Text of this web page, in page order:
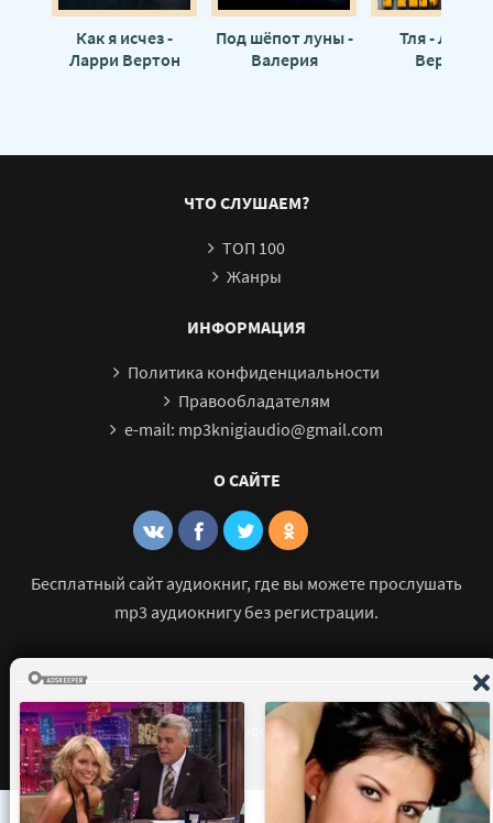
Как я исчез -
Ларри Вертон
Под шёпот луны -
Валерия
Тля - Ларри
Вертон
ЧТО СЛУШАЕМ?
ТОП 100
Жанры
ИНФОРМАЦИЯ
Политика конфиденциальности
Правообладателям
e-mail: mp3knigiaudio@gmail.com
О САЙТЕ
Бесплатный сайт аудиокниг, где вы можете прослушать
mp3 аудиокнигу без регистрации.
© 2021 - 2026 mp3-knigi-audio.com Все права защищены